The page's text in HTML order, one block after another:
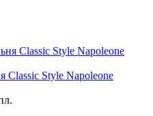
Classic Style Napoleone